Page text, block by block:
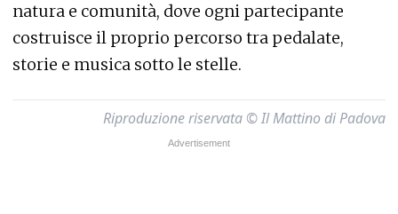
natura e comunità, dove ogni partecipante
costruisce il proprio percorso tra pedalate,
storie e musica sotto le stelle.
Riproduzione riservata © Il Mattino di Padova